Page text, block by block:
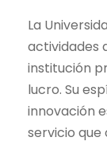
La
actividades
institución
lucro. Su
innovación
servicio que